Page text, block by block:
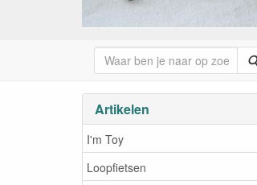
Artikelen
I'm Toy
Loopfietsen